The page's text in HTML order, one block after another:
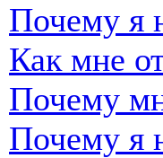
Почему я
Как мне
Почему
Почему я